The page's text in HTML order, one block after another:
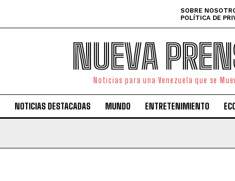
SOBRE
POLÍTICA DE
NUEVA
Noticias para una Venezuela que se
NOTICIAS DESTACADAS MUNDO ENTRETENIMIENTO